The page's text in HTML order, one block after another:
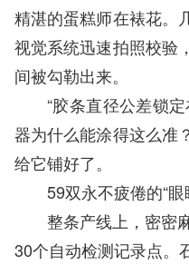
精湛的蛋糕师在裱花。
视觉系统迅速拍照校验
间被勾勒出来。
“胶条直径公差锁
器为什么能涂得这么准
给它铺好了。
59双永不疲倦的“眼
整条产线上，密密
30个自动检测记录点。